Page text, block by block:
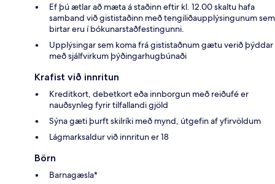
Ef þú ætlar að mæta á staðinn eftir kl. 12.00 skaltu hafa
samband við gististaðinn með tengiliðaupplýsingunum sem
birtar eru í bókunarstaðfestingunni.
Upplýsingar sem koma frá gististaðnum gætu verið þýddar
með sjálfvirkum þýðingarhugbúnaði
Krafist við innritun
Kreditkort, debetkort eða innborgun með reiðufé er
nauðsynleg fyrir tilfallandi gjöld
Sýna gæti þurft skilríki með mynd, útgefin af yfirvöldum
Lágmarksaldur við innritun er 18
Börn
Barnagæsla*